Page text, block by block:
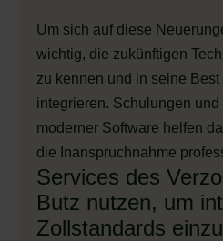
Um sich auf diese
wichtig, die zukünftigen
zu kennen und in seine Best
integrieren. Schulungen
moderner Software helfen
die Inanspruchnahme
Services des
Butz nutzen, um
Zollstandards